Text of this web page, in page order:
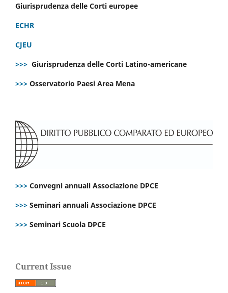
Giurisprudenza delle Corti europee
ECHR
CJEU
>>> Giurisprudenza delle Corti Latino-americane
>>> Osservatorio Paesi Area Mena
>>> Convegni annuali Associazione DPCE
>>> Seminari annuali Associazione DPCE
>>> Seminari Scuola DPCE
Current Issue